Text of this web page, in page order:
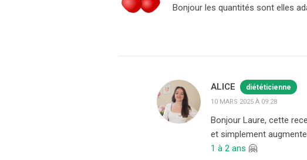
Bonjour les quantités sont elles
ALICE diététicienne
10 MARS 2025 À 09:28
Bonjour Laure, cette
et simplement
1 à 2 ans 🤗